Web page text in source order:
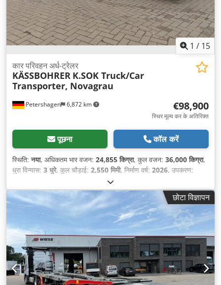
1 / 15
Petershagen 6,872 km
कार परिवहन अर्ध-ट्रेलर
KÄSSBOHRER K.SOK Truck/Car
Transporter, Novagrau
€98,900
स्थिर मूल्य कर के अतिरिक्त
पूछना कॉल करें
स्थिति:नया, अधिकतम भार वजन: 24,855 किग्रा, कुल वजन: 36,000 किग्रा,
धुरा विन्यास: 3 धुरे, कुल चौड़ाई: 2,550 मिमी, निर्माण वर्ष: 2026, उपकरण:
छोटा विज्ञापन